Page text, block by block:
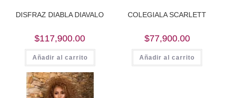
DISFRAZ DIABLA DIAVALO
$117,900.00
Añadir al carrito
COLEGIALA SCARLETT
$77,900.00
Añadir al carrito